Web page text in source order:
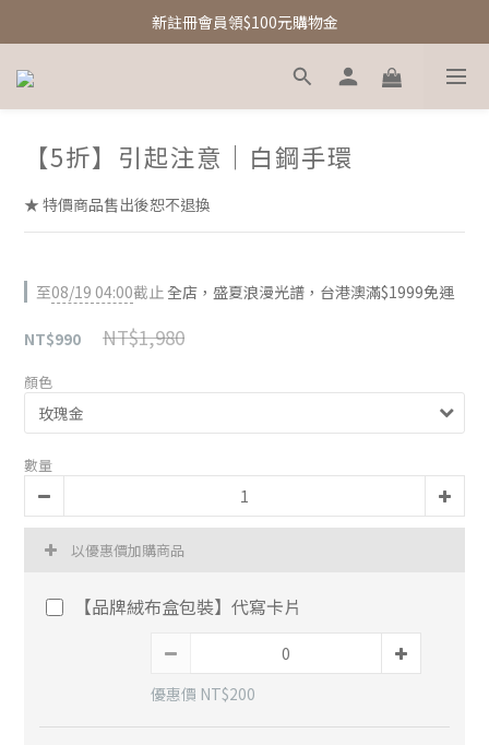
新註冊會員領$100元購物金
新註冊會員領$100元購物金
Free Shipping｜台灣滿額享免運優惠
新註冊會員領$100元購物金
【5折】引起注意｜白鋼手環
★ 特價商品售出後恕不退換
至08/19 04:00截止 全店，盛夏浪漫光譜，台港澳滿$1999免運
NT$1,980
NT$990
顏色
數量
以優惠價加購商品
【品牌絨布盒包裝】代寫卡片
優惠價 NT$200